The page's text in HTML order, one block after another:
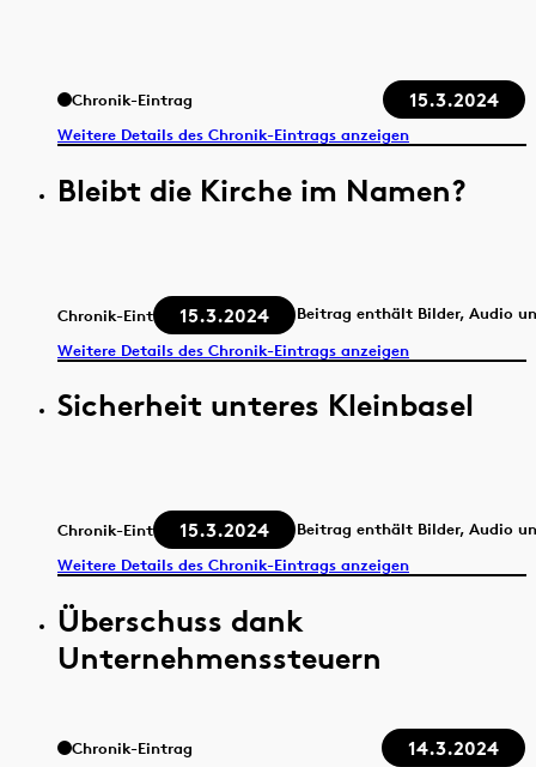
Chronik-Eintrag 15.3.2024
Weitere Details des Chronik-Eintrags anzeigen
Bleibt die Kirche im Namen?
Chronik-Eintrag 15.3.2024
Beitrag enthält Bilder, Audio
Weitere Details des Chronik-Eintrags anzeigen
Sicherheit unteres Kleinbasel
Chronik-Eintrag 15.3.2024
Beitrag enthält Bilder, Audio
Weitere Details des Chronik-Eintrags anzeigen
Überschuss dank
Unternehmenssteuern
Chronik-Eintrag 14.3.2024